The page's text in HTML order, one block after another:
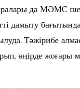
да МӘМС
дамыту
Тәжірибе
өңірде